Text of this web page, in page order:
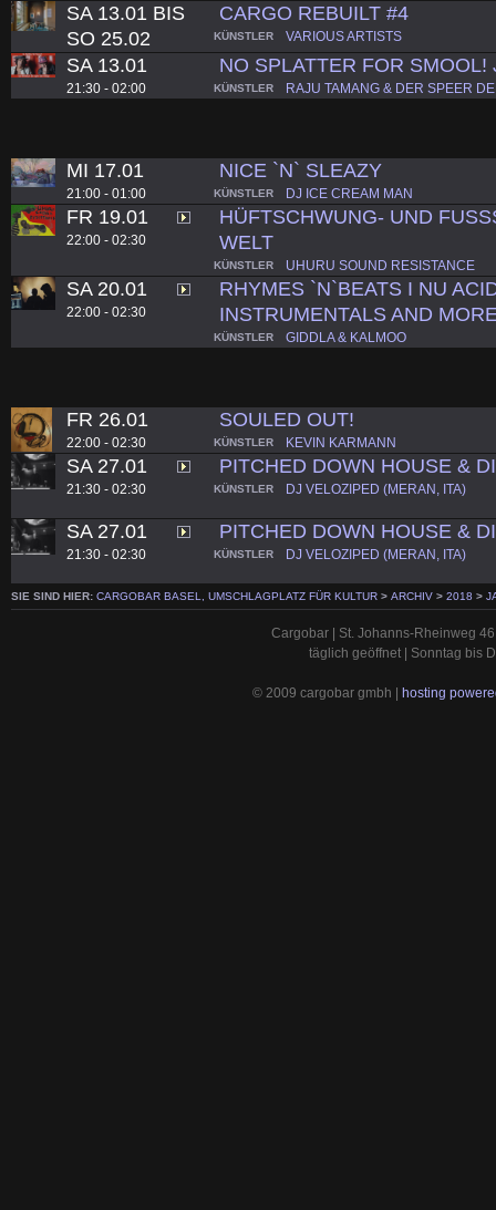
SA 13.01 BIS
SO 25.02
CARGO REBUILT #4
KÜNSTLER VARIOUS ARTISTS
SA 13.01
21:30 - 02:00
NO SPLATTER FOR
KÜNSTLER RAJU TAMANG & DER SPEER
MI 17.01
21:00 - 01:00
NICE `N` SLEAZY
KÜNSTLER DJ ICE CREAM MAN
FR 19.01
22:00 - 02:30
HÜFTSCHWUNG- UND
WELT
KÜNSTLER UHURU SOUND RESISTANCE
SA 20.01
22:00 - 02:30
RHYMES `N`BEATS I NU
INSTRUMENTALS AND
KÜNSTLER GIDDLA & KALMOO
FR 26.01
22:00 - 02:30
SOULED OUT!
KÜNSTLER KEVIN KARMANN
SA 27.01
21:30 - 02:30
PITCHED DOWN HOUSE &
KÜNSTLER DJ VELOZIPED (MERAN, ITA)
SA 27.01
21:30 - 02:30
PITCHED DOWN HOUSE &
KÜNSTLER DJ VELOZIPED (MERAN, ITA)
SIE SIND HIER: CARGOBAR BASEL, UMSCHLAGPLATZ FÜR KULTUR > ARCHIV > 2018 >
Cargobar | St. Johanns-Rheinweg
täglich geöffnet | Sonntag bis
© 2009 cargobar gmbh | hosting